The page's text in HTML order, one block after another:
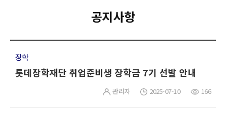
공지사항
장학
롯데장학재단 취업준비생 장학금 7기 선발 안내
관리자 2025-07-10 166